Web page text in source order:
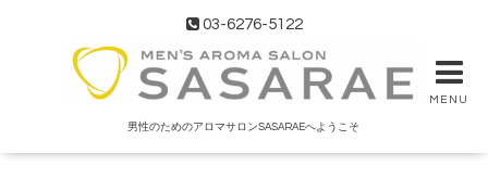
03-6276-5122
MENU
男性のためのアロマサロンSASARAEへようこそ